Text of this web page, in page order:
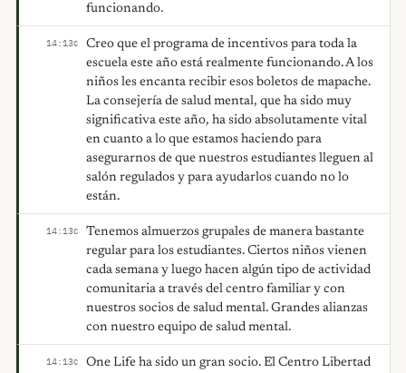
funcionando.
14:13C
Creo que el programa de incentivos para toda la
escuela este año está realmente funcionando. A los
niños les encanta recibir esos boletos de mapache.
La consejería de salud mental, que ha sido muy
significativa este año, ha sido absolutamente vital
en cuanto a lo que estamos haciendo para
asegurarnos de que nuestros estudiantes lleguen al
salón regulados y para ayudarlos cuando no lo
están.
14:13C
Tenemos almuerzos grupales de manera bastante
regular para los estudiantes. Ciertos niños vienen
cada semana y luego hacen algún tipo de actividad
comunitaria a través del centro familiar y con
nuestros socios de salud mental. Grandes alianzas
con nuestro equipo de salud mental.
14:13C One Life ha sido un gran socio. El Centro Libertad